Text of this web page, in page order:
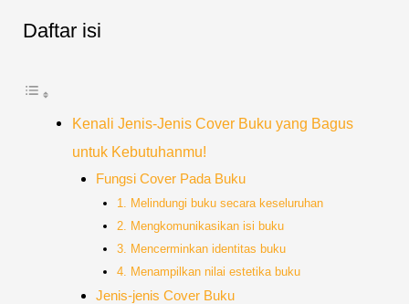
Daftar isi
Kenali Jenis-Jenis Cover Buku yang Bagus
untuk Kebutuhanmu!
Fungsi Cover Pada Buku
1. Melindungi buku secara keseluruhan
2. Mengkomunikasikan isi buku
3. Mencerminkan identitas buku
4. Menampilkan nilai estetika buku
Jenis-jenis Cover Buku